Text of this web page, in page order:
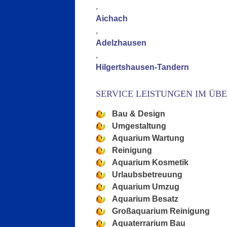
,
Aichach
,
Adelzhausen
,
Hilgertshausen-Tandern
SERVICE LEISTUNGEN IM
Bau & Design
Umgestaltung
Aquarium Wartung
Reinigung
Aquarium Kosmetik
Urlaubsbetreuung
Aquarium Umzug
Aquarium Besatz
Großaquarium Reinigung
Aquaterrarium Bau